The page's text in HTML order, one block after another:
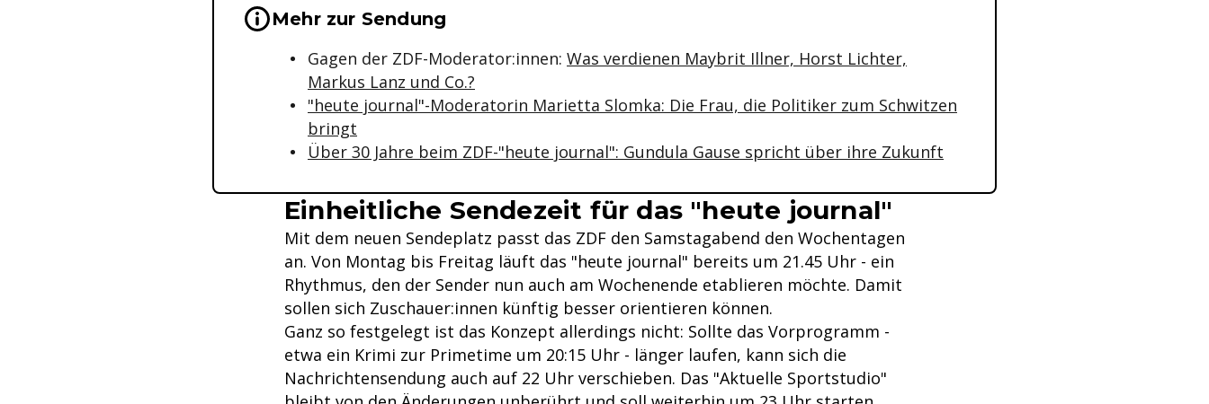
Wichtige Hinweise & Informationen zum Inhalt
Mehr zur Sendung
Gagen der ZDF-Moderator:innen: Was verdienen Maybrit Illner, Horst Lichter,
Markus Lanz und Co.?
"heute journal"-Moderatorin Marietta Slomka: Die Frau, die Politiker zum Schwitzen
bringt
Über 30 Jahre beim ZDF-"heute journal": Gundula Gause spricht über ihre Zukunft
Einheitliche Sendezeit für das "heute journal"
Mit dem neuen Sendeplatz passt das ZDF den Samstagabend den Wochentagen
an. Von Montag bis Freitag läuft das "heute journal" bereits um 21.45 Uhr - ein
Rhythmus, den der Sender nun auch am Wochenende etablieren möchte. Damit
sollen sich Zuschauer:innen künftig besser orientieren können.
Ganz so festgelegt ist das Konzept allerdings nicht: Sollte das Vorprogramm -
etwa ein Krimi zur Primetime um 20:15 Uhr - länger laufen, kann sich die
Nachrichtensendung auch auf 22 Uhr verschieben. Das "Aktuelle Sportstudio"